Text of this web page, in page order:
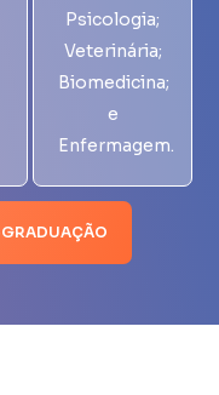
Psicologia;
Veterinária;
Biomedicina;
e
Enfermagem.